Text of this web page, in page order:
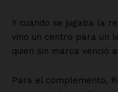
Y cuando se jugaba la
vino un centro para un
quien sin marca venció
Para el complemento,